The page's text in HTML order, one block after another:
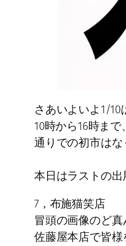
さあいよいよ1/10
10時から16時ま
通りでの初市は
本日はラストの出
7，布施猫笑店
冒頭の画像のど真
佐藤屋本店で皆様